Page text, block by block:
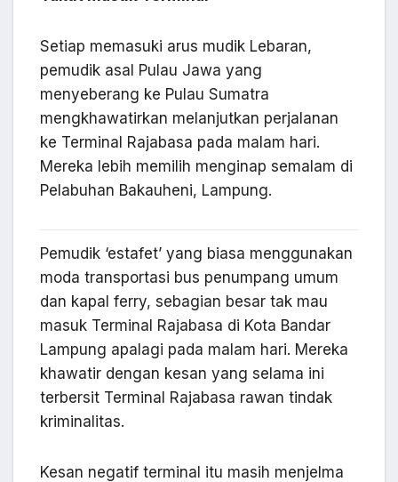
Setiap memasuki arus mudik Lebaran,
pemudik asal Pulau Jawa yang
menyeberang ke Pulau Sumatra
mengkhawatirkan melanjutkan perjalanan
ke Terminal Rajabasa pada malam hari.
Mereka lebih memilih menginap semalam di
Pelabuhan Bakauheni, Lampung.
Pemudik ‘estafet’ yang biasa menggunakan
moda transportasi bus penumpang umum
dan kapal ferry, sebagian besar tak mau
masuk Terminal Rajabasa di Kota Bandar
Lampung apalagi pada malam hari. Mereka
khawatir dengan kesan yang selama ini
terbersit Terminal Rajabasa rawan tindak
kriminalitas.
Kesan negatif terminal itu masih menjelma